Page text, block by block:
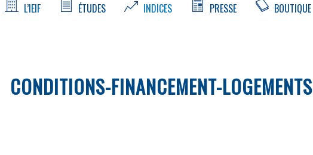
L’IEIF ÉTUDES INDICES PRESSE BOUTIQUE
CONDITIONS-FINANCEMENT-LOGEMENTS